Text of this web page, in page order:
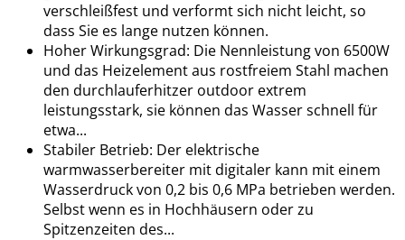
verschleißfest und verformt sich nicht leicht, so
dass Sie es lange nutzen können.
Hoher Wirkungsgrad: Die Nennleistung von 6500W
und das Heizelement aus rostfreiem Stahl machen
den durchlauferhitzer outdoor extrem
leistungsstark, sie können das Wasser schnell für
etwa...
Stabiler Betrieb: Der elektrische
warmwasserbereiter mit digitaler kann mit einem
Wasserdruck von 0,2 bis 0,6 MPa betrieben werden.
Selbst wenn es in Hochhäusern oder zu
Spitzenzeiten des...